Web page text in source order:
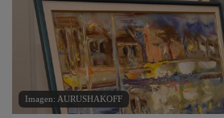
Imagen: AURUSHAKOFF